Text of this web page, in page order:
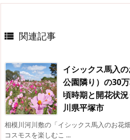
 関連記事
イシックス馬入
公園隣り）の30
頃時期と開花状
川県平塚市
相模川河川敷の「イシックス馬入のお花
コスモスを楽しむこ ...